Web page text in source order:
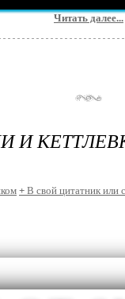
Читать далее...
И
+ В свой цитатник или